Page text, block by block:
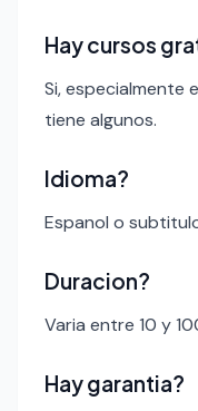
Hay cursos
Si, especialmente
tiene algunos.
Idioma?
Espanol o
Duracion?
Varia entre 10 y
Hay garantia?